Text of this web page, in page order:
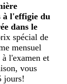
à l'effigie du
dans le
spécial de
mensuel
l'examen et
vous
jours!